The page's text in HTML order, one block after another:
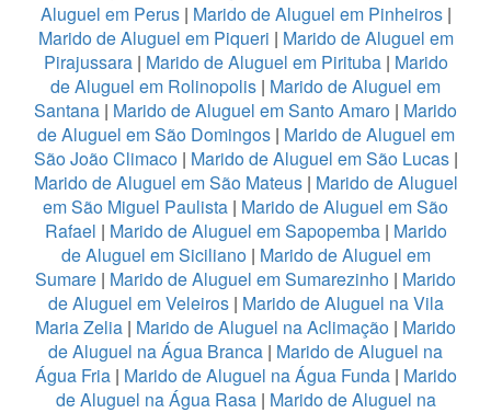
Aluguel em Perus| Marido de Aluguel em Pinheiros|
Marido de Aluguel em Piqueri | Marido de Aluguel em
Pirajussara| Marido de Aluguel em Pirituba| Marido
de Aluguel em Rolinopolis | Marido de Aluguel em
Santana | Marido de Aluguel em Santo Amaro | Marido
de Aluguel em São Domingos| Marido de Aluguel em
São João Climaco| Marido de Aluguel em São Lucas|
Marido de Aluguel em São Mateus | Marido de Aluguel
em São Miguel Paulista | Marido de Aluguel em São
Rafael | Marido de Aluguel em Sapopemba | Marido
de Aluguel em Siciliano| Marido de Aluguel em
Sumare | Marido de Aluguel em Sumarezinho | Marido
de Aluguel em Veleiros| Marido de Aluguel na Vila
Maria Zelia | Marido de Aluguel na Aclimação | Marido
de Aluguel na Água Branca | Marido de Aluguel na
Água Fria| Marido de Aluguel na Água Funda| Marido
de Aluguel na Água Rasa | Marido de Aluguel na